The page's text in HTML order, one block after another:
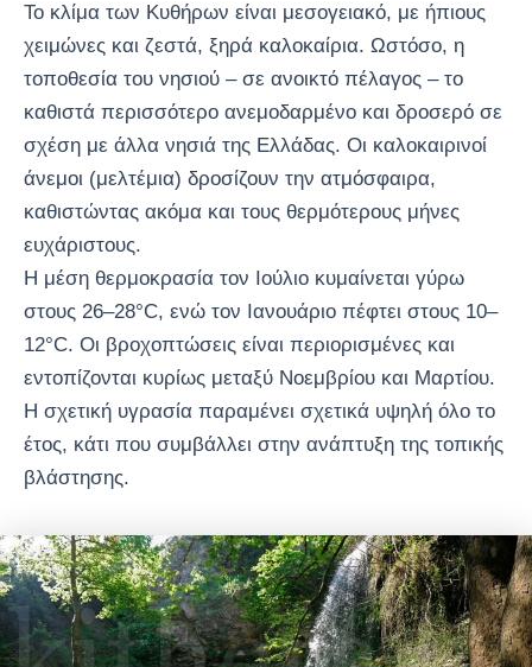
Το κλίμα των Κυθήρων είναι μεσογειακό, με ήπιους
χειμώνες και ζεστά, ξηρά καλοκαίρια. Ωστόσο, η
τοποθεσία του νησιού – σε ανοικτό πέλαγος – το
καθιστά περισσότερο ανεμοδαρμένο και δροσερό σε
σχέση με άλλα νησιά της Ελλάδας. Οι καλοκαιρινοί
άνεμοι (μελτέμια) δροσίζουν την ατμόσφαιρα,
καθιστώντας ακόμα και τους θερμότερους μήνες
ευχάριστους.
Η μέση θερμοκρασία τον Ιούλιο κυμαίνεται γύρω
στους 26–28°C, ενώ τον Ιανουάριο πέφτει στους 10–
12°C. Οι βροχοπτώσεις είναι περιορισμένες και
εντοπίζονται κυρίως μεταξύ Νοεμβρίου και Μαρτίου.
Η σχετική υγρασία παραμένει σχετικά υψηλή όλο το
έτος, κάτι που συμβάλλει στην ανάπτυξη της τοπικής
βλάστησης.